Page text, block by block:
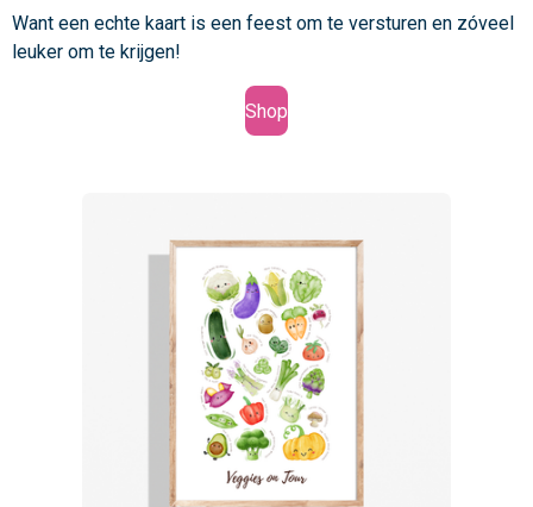
Want een echte kaart is een feest om te versturen en zóveel
leuker om te krijgen!
Shop